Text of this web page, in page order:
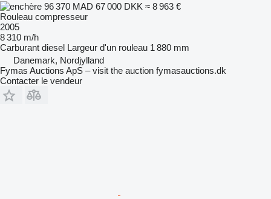
96 370 MAD 67 000 DKK ≈ 8 963 €
Rouleau compresseur
2005
8 310 m/h
Carburant diesel Largeur d'un rouleau 1 880 mm
Danemark, Nordjylland
Fymas Auctions ApS – visit the auction fymasauctions.dk
Contacter le vendeur